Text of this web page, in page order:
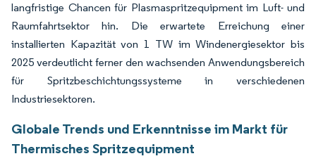
langfristige Chancen für Plasmaspritzequipment im Luft- und
Raumfahrtsektor hin. Die erwartete Erreichung einer
installierten Kapazität von 1 TW im Windenergiesektor bis
2025 verdeutlicht ferner den wachsenden Anwendungsbereich
für Spritzbeschichtungssysteme in verschiedenen
Industriesektoren.
Globale Trends und Erkenntnisse im Markt für
Thermisches Spritzequipment